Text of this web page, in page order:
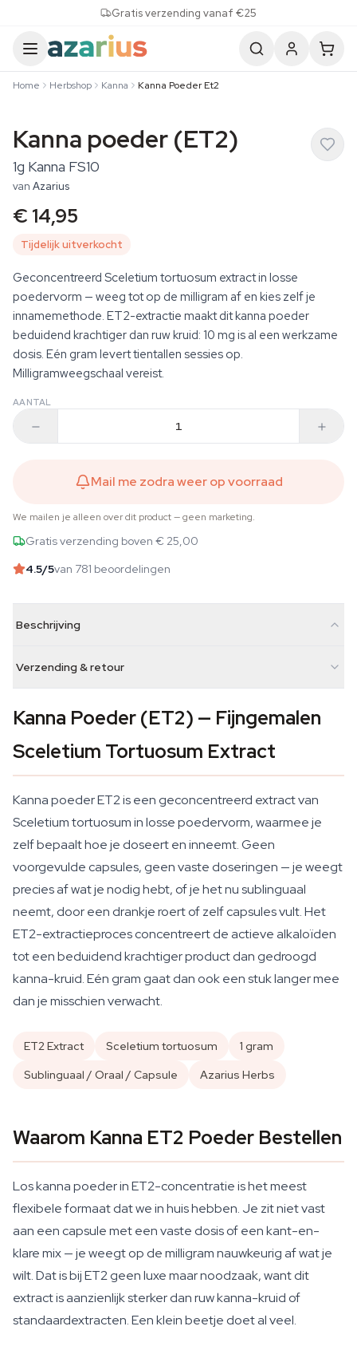
Gratis verzending vanaf €25
Home Herbshop Kanna Kanna Poeder Et2
Kanna poeder (ET2)
1g Kanna FS10
van Azarius
€ 14,95
Tijdelijk uitverkocht
Geconcentreerd Sceletium tortuosum extract in losse
poedervorm — weeg tot op de milligram af en kies zelf je
innamemethode. ET2-extractie maakt dit kanna poeder
beduidend krachtiger dan ruw kruid: 10 mg is al een werkzame
dosis. Eén gram levert tientallen sessies op.
Milligramweegschaal vereist.
AANTAL
Mail me zodra weer op voorraad
We mailen je alleen over dit product — geen marketing.
Gratis verzending boven € 25,00
4.5/5van 781 beoordelingen
Beschrijving
Verzending & retour
Kanna Poeder (ET2) — Fijngemalen
Sceletium Tortuosum Extract
Kanna poeder ET2 is een geconcentreerd extract van
Sceletium tortuosumin losse poedervorm, waarmee je
zelf bepaalt hoe je doseert en inneemt. Geen
voorgevulde capsules, geen vaste doseringen — je weegt
precies af wat je nodig hebt, of je het nu sublinguaal
neemt, door een drankje roert of zelf capsules vult. Het
ET2-extractieproces concentreert de actieve alkaloïden
tot een beduidend krachtiger product dan gedroogd
kanna-kruid. Eén gram gaat dan ook een stuk langer mee
dan je misschien verwacht.
ET2 Extract Sceletium tortuosum
1 gram
Sublinguaal / Oraal / Capsule
Azarius Herbs
Waarom Kanna ET2 Poeder Bestellen
Los kanna poeder in ET2-concentratie is het meest
flexibele formaat dat we in huis hebben. Je zit niet vast
aan een capsule met een vaste dosis of een kant-en-
klare mix — je weegt op de milligram nauwkeurig af wat je
wilt. Dat is bij ET2 geen luxe maar noodzaak, want dit
extract is aanzienlijk sterker dan ruw kanna-kruid of
standaardextracten. Een klein beetje doet al veel.